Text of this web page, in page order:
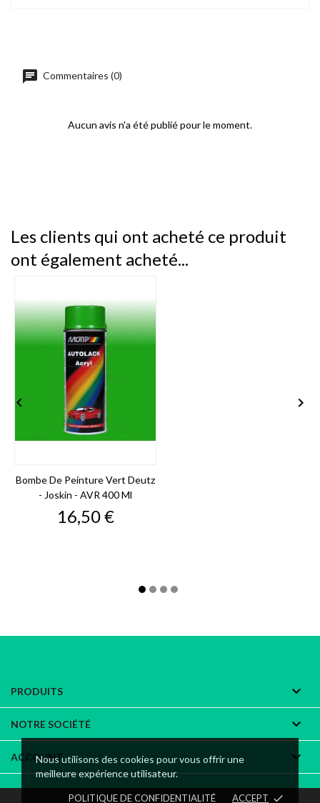
Nous utilisons des cookies pour vous offrir une
meilleure expérience utilisateur.
POLITIQUE DE CONFIDENTIALITÉ ACCEPT done
chat Commentaires (0)
Aucun avis n'a été publié pour le moment.
Les clients qui ont acheté ce produit
ont également acheté...
Bombe De Peinture Vert Deutz
- Joskin - AVR 400 Ml
Prix
16,50 €
 
PRODUITS 
NOTRE SOCIÉTÉ 
ACCOUNT 